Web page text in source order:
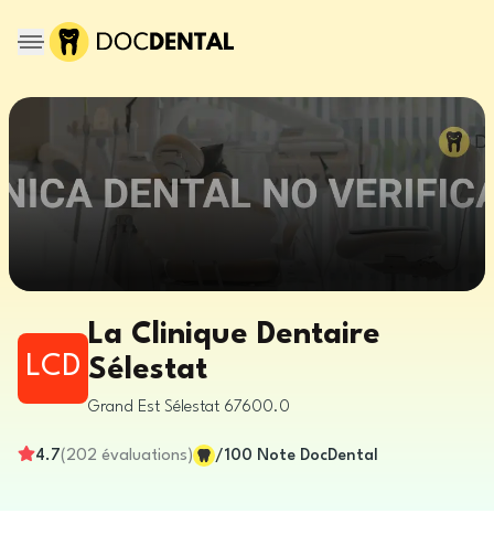
LCD
La Clinique Dentaire
Sélestat
Grand Est Sélestat 67600.0
4.7( 202 évaluations) /100 Note DocDental